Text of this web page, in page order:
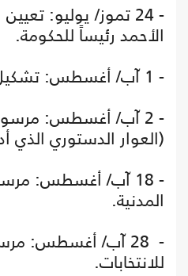
- 24 تموز/ يوليو:
الأحمد رئيساً للحكومة.
- 1 آب/ أغسطس: تشكيل الحكومة الجديدة.
- 2 آب/ أغسطس:
(العوار الدستوري الذي
- 18 آب/ أغسطس:
المدنية.
- 28 آب/ أغسطس:
للانتخابات.